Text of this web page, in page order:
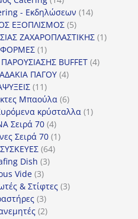
προϊόντα
- Εκδηλώσεων 1414
ΕΞΟΠΛΙΣΜΟΣ 55
προϊόντα
ΖΑΧΑΡΟΠΛΑΣΤΙΚΗΣ 11
ΦΟΡΜΕΣ 11
προϊόν
BUFFET 44
ΠΑΓΟΥ 44
1111
προϊόντα
Μπαούλα 66
προϊόντα
κρύσταλλα 11
Σειρά 70 44
προϊόντα
Σειρά 70 11
6464
Dish 33
Vide 33
προϊόντα
& Στίφτες 33
33
προϊόντα
22